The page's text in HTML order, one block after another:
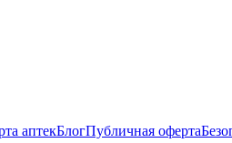
аптекБлогПубличная оферта